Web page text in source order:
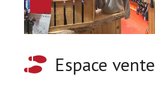
Espace vente